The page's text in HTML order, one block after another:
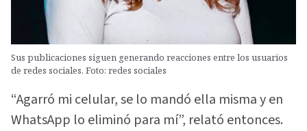
Sus publicaciones siguen generando reacciones entre los usuarios
de redes sociales. Foto: redes sociales
“Agarró mi celular, se lo mandó ella misma y en
WhatsApp lo eliminó para mí”, relató entonces.